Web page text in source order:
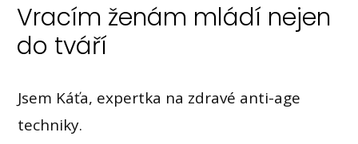
Vracím ženám mládí nejen
do tváří
Jsem Káťa, expertka na zdravé anti-age
techniky.